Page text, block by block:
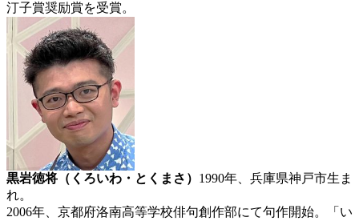
汀子賞奨励賞を受賞。
黒岩徳将（くろいわ・とくまさ） 1990年、兵庫県神戸市生ま
れ。
2006年、京都府洛南高等学校俳句創作部にて句作開始。「い